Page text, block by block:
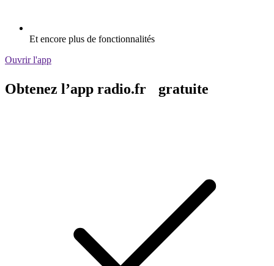
Et encore plus de fonctionnalités
Ouvrir l'app
Obtenez l’app radio.fr gratuite